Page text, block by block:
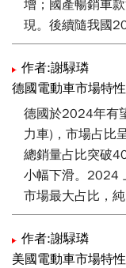
增；國產暢銷車
現。後續隨我國
國產電動車輛導
搭配我國零組件
有優質評價及通
作者:謝騄璘
德國電動車市場特
德國於2024年有
力車)，市場占比
總銷量占比突破
小幅下滑。2024
市場最大占比，
梅賽德斯- 賓士集
2024上半年無異
油車上路，於
作者:謝騄璘
美國電動車市場特